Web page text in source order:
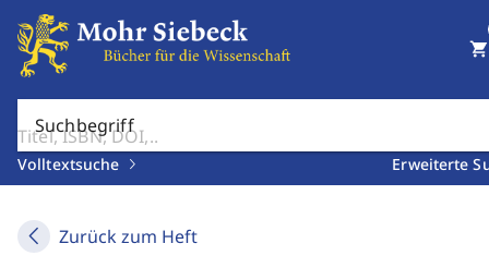
Suchbegriff
Volltextsuche Erweiterte
shopping_cart
Zurück zum Heft